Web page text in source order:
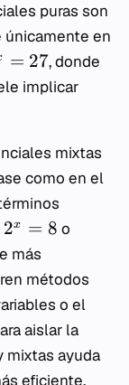
puras son
únicamente en
= 27, donde
implicar
mixtas
como en el
2x = 8 o
más
métodos
o el
aislar la
mixtas ayuda
eficiente.